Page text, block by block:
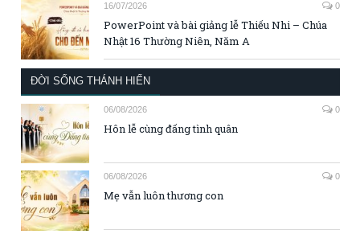
16/07/2026 0
PowerPoint và bài giảng lễ Thiếu Nhi – Chúa
Nhật 16 Thường Niên, Năm A
ĐỜI SỐNG THÁNH HIẾN
06/08/2026 0
Hôn lễ cùng đấng tình quân
06/08/2026 0
Mẹ vẫn luôn thương con